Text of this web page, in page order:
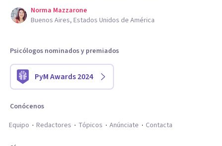
Norma Mazzarone
Buenos Aires, Estados Unidos de América
Psicólogos nominados y premiados
PyM Awards 2024
Conócenos
Equipo
Redactores Tópicos Anúnciate Contacta